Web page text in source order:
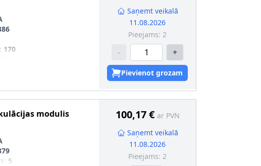
: 170
Saņemt veikalā
11.08.2026
Pieejams: 2
- +
Pievienot grozam
modulis
: 5
100,17 € ar PVN
Saņemt veikalā
11.08.2026
Pieejams: 2